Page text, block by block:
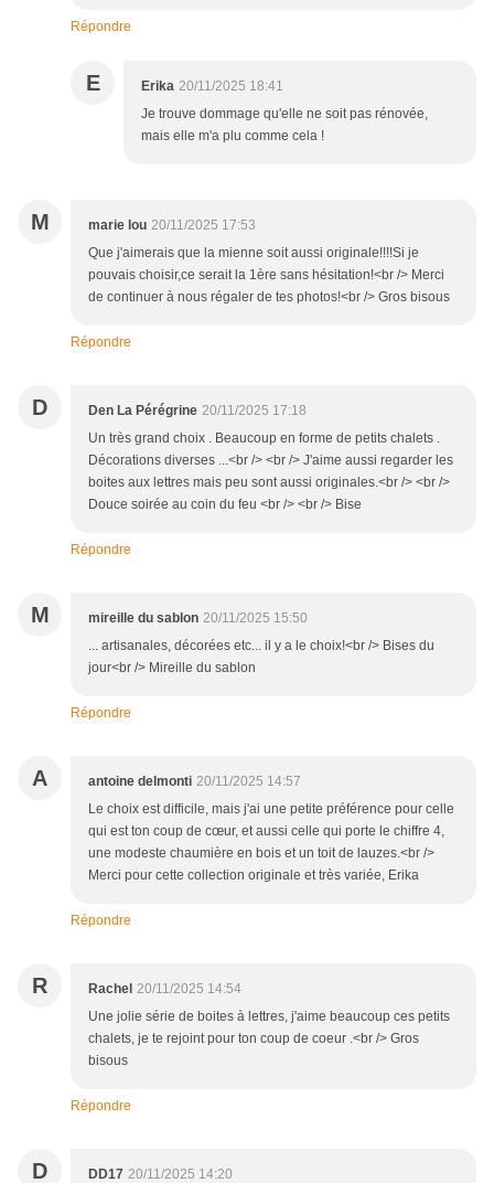
Répondre
E Erika 20/11/2025 18:41
Je trouve dommage qu'elle ne soit pas rénovée,
mais elle m'a plu comme cela !
M marie lou 20/11/2025 17:53
Que j'aimerais que la mienne soit aussi originale!!!!Si je
pouvais choisir,ce serait la 1ère sans hésitation!<br /> Merci
de continuer à nous régaler de tes photos!<br /> Gros bisous
Répondre
D Den La Pérégrine 20/11/2025 17:18
Un très grand choix . Beaucoup en forme de petits chalets .
Décorations diverses ...<br /> <br /> J'aime aussi regarder les
boites aux lettres mais peu sont aussi originales.<br /> <br />
Douce soirée au coin du feu <br /> <br /> Bise
Répondre
M mireille du sablon 20/11/2025 15:50
... artisanales, décorées etc... il y a le choix!<br /> Bises du
jour<br /> Mireille du sablon
Répondre
A antoine delmonti 20/11/2025 14:57
Le choix est difficile, mais j'ai une petite préférence pour celle
qui est ton coup de cœur, et aussi celle qui porte le chiffre 4,
une modeste chaumière en bois et un toit de lauzes.<br />
Merci pour cette collection originale et très variée, Erika
Répondre
R Rachel 20/11/2025 14:54
Une jolie série de boites à lettres, j'aime beaucoup ces petits
chalets, je te rejoint pour ton coup de coeur .<br /> Gros
bisous
Répondre
D DD17 20/11/2025 14:20